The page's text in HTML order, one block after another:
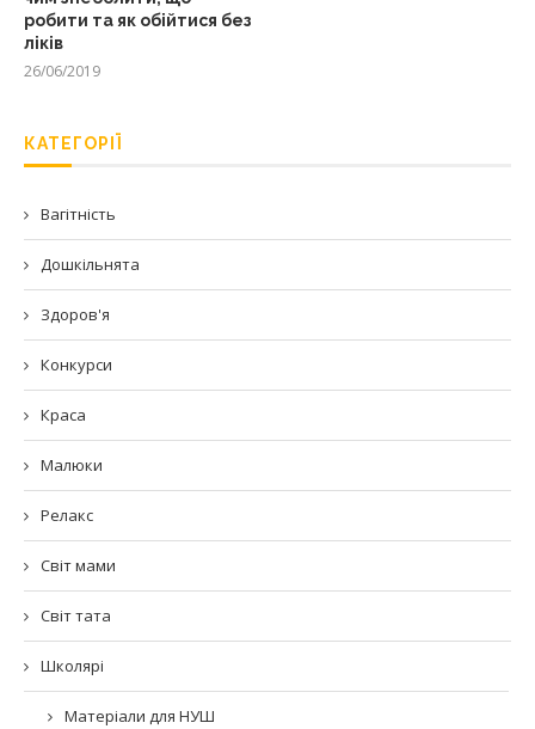
робити та як обійтися без
ліків
26/06/2019
КАТЕГОРІЇ
Вагітність
Дошкільнята
Здоров'я
Конкурси
Краса
Малюки
Релакс
Світ мами
Світ тата
Школярі
Матеріали для НУШ